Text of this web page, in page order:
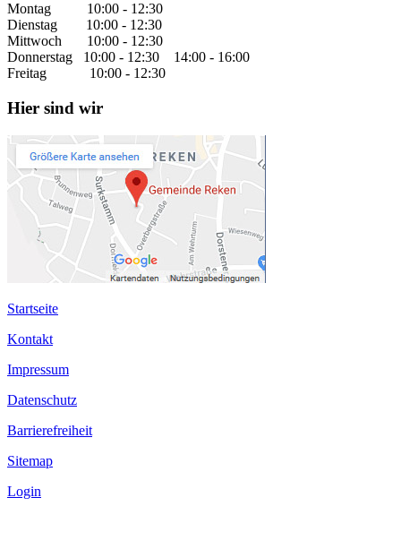
Montag 10:00 - 12:30
Dienstag 10:00 - 12:30
Mittwoch 10:00 - 12:30
Donnerstag 10:00 - 12:30 14:00 - 16:00
Freitag 10:00 - 12:30
Hier sind wir
Startseite
Kontakt
Impressum
Datenschutz
Barrierefreiheit
Sitemap
Login